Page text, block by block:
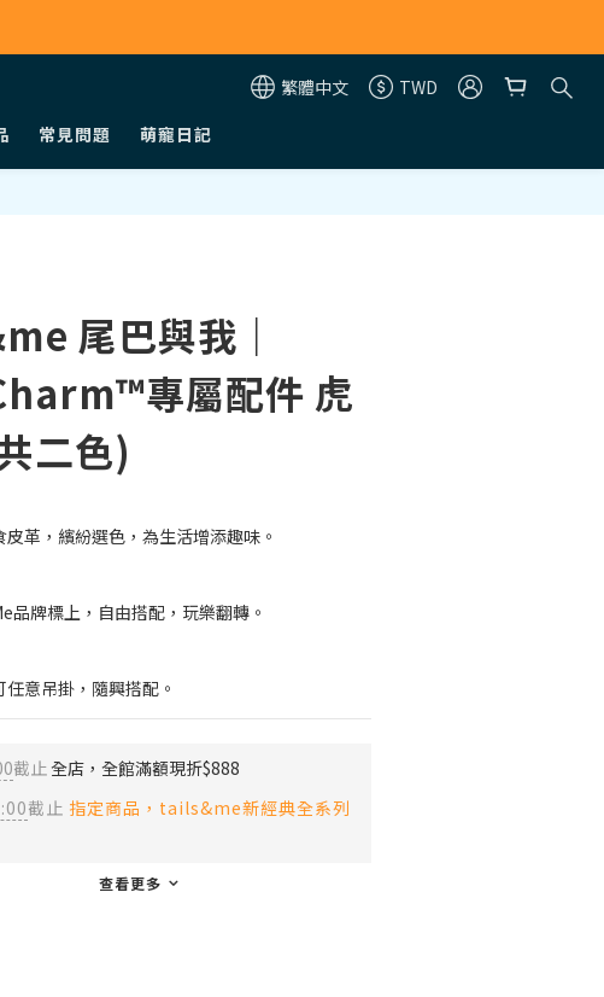
繁體中文
TWD
常見問題 萌寵日記
尾巴與我｜
專屬配件 虎
二色)
革，繽紛選色，為生活增添趣味。
品牌標上，自由搭配，玩樂翻轉。
意吊掛，隨興搭配。
截止全店，全館滿額現折$888
截止 指定商品，tails&me新經典全系列
查看更多